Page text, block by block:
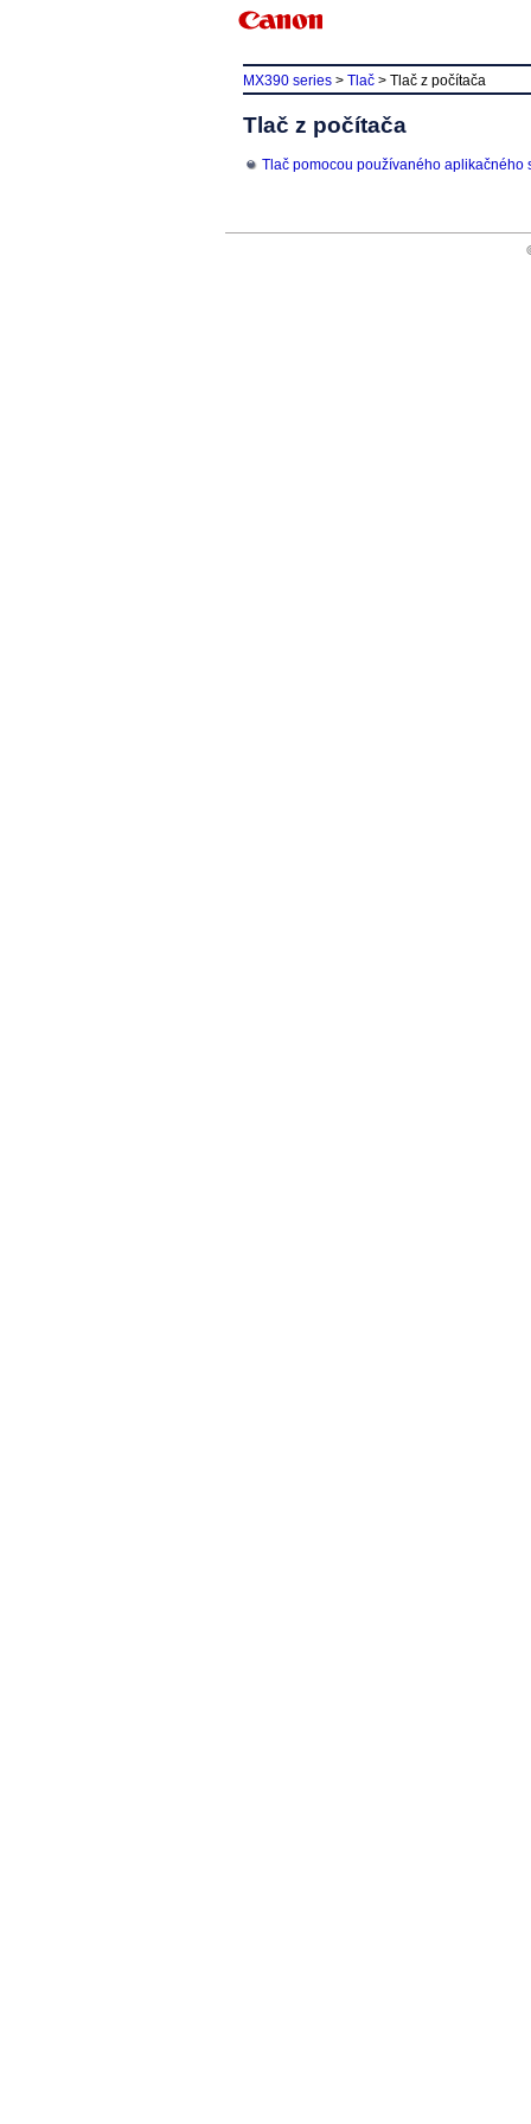
MX390 series > Tlač > Tlač z počítača
Tlač z počítača
Tlač pomocou používaného aplikačného